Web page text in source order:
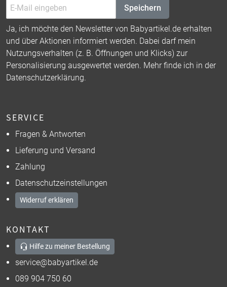
Speichern
Ja, ich möchte den Newsletter von Babyartikel.de erhalten
und über Aktionen informiert werden. Dabei darf mein
Nutzungsverhalten (z. B. Öffnungen und Klicks) zur
Personalisierung ausgewertet werden. Mehr finde ich in der
Datenschutzerklärung.
SERVICE
Fragen & Antworten
Lieferung und Versand
Zahlung
Datenschutzeinstellungen
Widerruf erklären
KONTAKT
Hilfe zu meiner Bestellung
service@babyartikel.de
089 904 750 60